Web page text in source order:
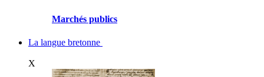
Marchés publics
La langue bretonne
X